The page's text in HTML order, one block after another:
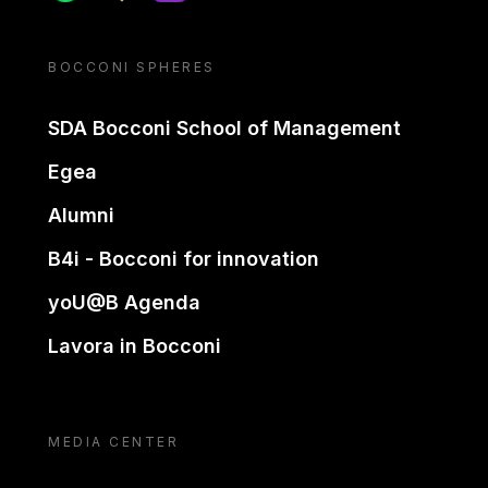
BOCCONI SPHERES
SDA Bocconi School of Management
Egea
Alumni
B4i - Bocconi for innovation
yoU@B Agenda
Lavora in Bocconi
MEDIA CENTER